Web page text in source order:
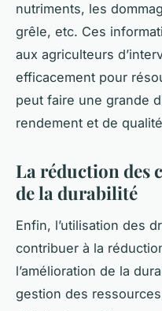
nutriments, les
grêle, etc. Ces
aux agriculteurs
efficacement pour
peut faire une grande
rendement et de
La réduction des
de la durabilité
Enfin, l’utilisation des
contribuer à la
l’amélioration de la
gestion des